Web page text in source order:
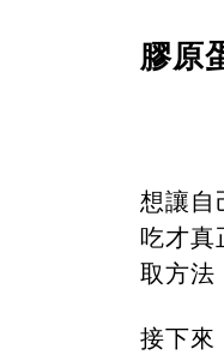
膠原
想讓自
吃才真
取方法
接下來